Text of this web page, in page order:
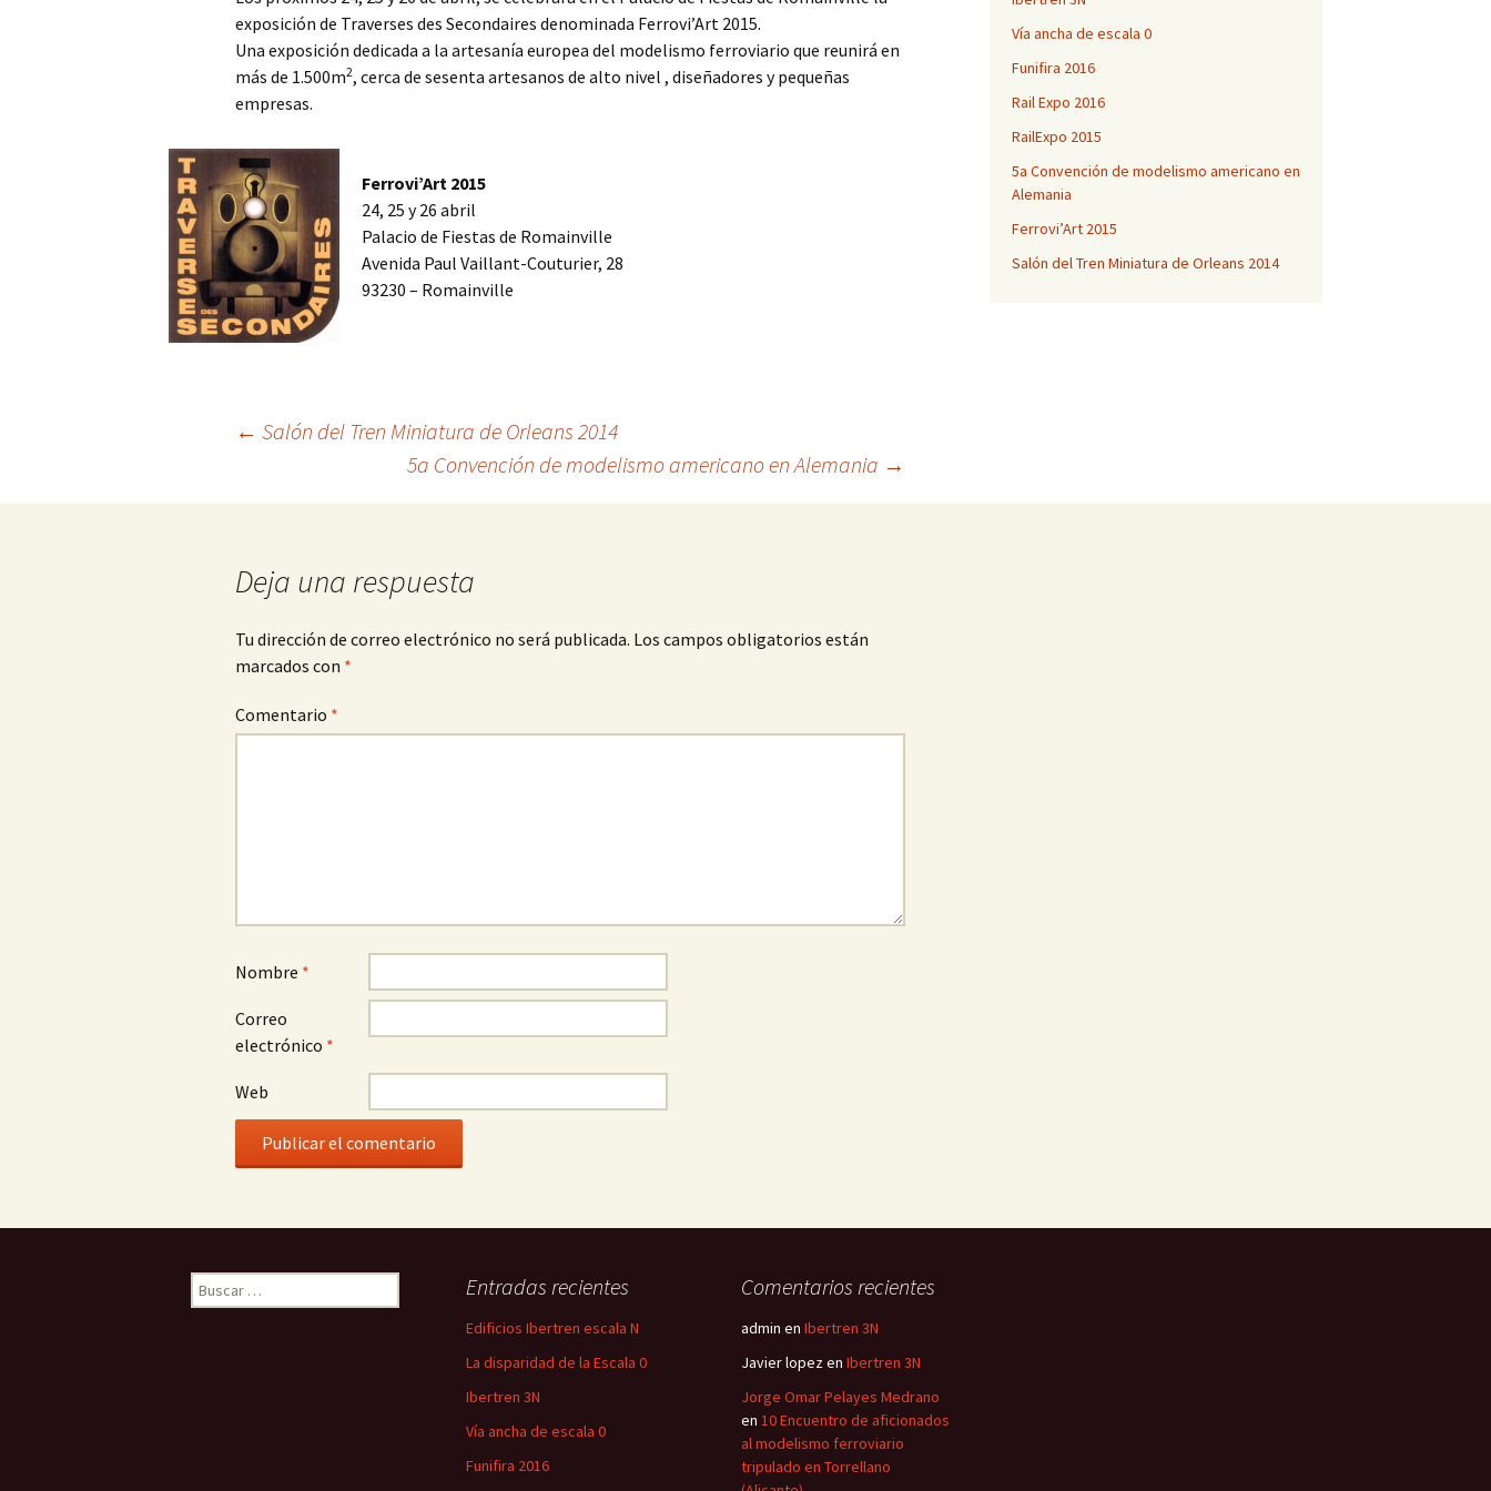
exposición de Traverses des Secondaires denominada Ferrovi’Art 2015.
Una exposición dedicada a la artesanía europea del modelismo ferroviario que reunirá en
más de 1.500m2, cerca de sesenta artesanos de alto nivel , diseñadores y pequeñas
empresas.
Ferrovi’Art 2015
24, 25 y 26 abril
Palacio de Fiestas de Romainville
Avenida Paul Vaillant-Couturier, 28
93230 – Romainville
Navegación
de
← Salón del Tren Miniatura de Orleans 2014
5a Convención de modelismo americano en Alemania →
Deja una respuesta
Tu dirección de correo electrónico no será publicada. Los campos obligatorios están
marcados con *
Comentario *
Nombre *
Correo
electrónico *
Web
Vía ancha de escala 0
Funifira 2016
Rail Expo 2016
RailExpo 2015
5a Convención de modelismo americano en
Alemania
Ferrovi’Art 2015
Salón del Tren Miniatura de Orleans 2014
Buscar: Entradas recientes
Edificios Ibertren escala N
La disparidad de la Escala 0
Ibertren 3N
Vía ancha de escala 0
Funifira 2016
Comentarios recientes
admin en Ibertren 3N
Javier lopezen Ibertren 3N
Jorge Omar Pelayes Medrano
en 10 Encuentro de aficionados
al modelismo ferroviario
tripulado en Torrellano